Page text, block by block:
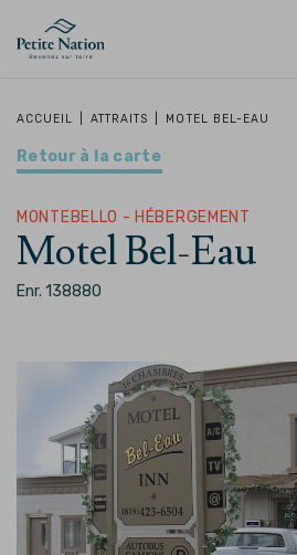
Retour au menu principal
LA RÉGION
Retour au menu principal
PROMENADES – QUOI FAIRE
Retour au menu principal
HÉBERGEMENT
Retour au menu principal
RESTAURANT
ACCUEIL ATTRAITS MOTEL BEL-EAU
Retour à la carte
MONTEBELLO - HÉBERGEMENT
Motel Bel-Eau
Enr. 138880